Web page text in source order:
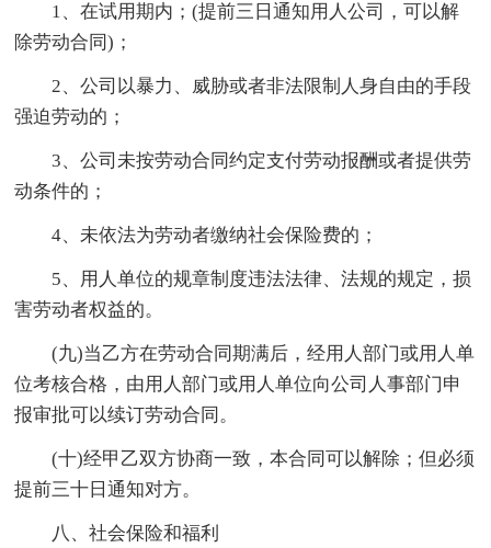
1、在试用期内；(提前三日通知用人公司，可以解
除劳动合同)；
2、公司以暴力、威胁或者非法限制人身自由的手段
强迫劳动的；
3、公司未按劳动合同约定支付劳动报酬或者提供劳
动条件的；
4、未依法为劳动者缴纳社会保险费的；
5、用人单位的规章制度违法法律、法规的规定，损
害劳动者权益的。
(九)当乙方在劳动合同期满后，经用人部门或用人单
位考核合格，由用人部门或用人单位向公司人事部门申
报审批可以续订劳动合同。
(十)经甲乙双方协商一致，本合同可以解除；但必须
提前三十日通知对方。
八、社会保险和福利